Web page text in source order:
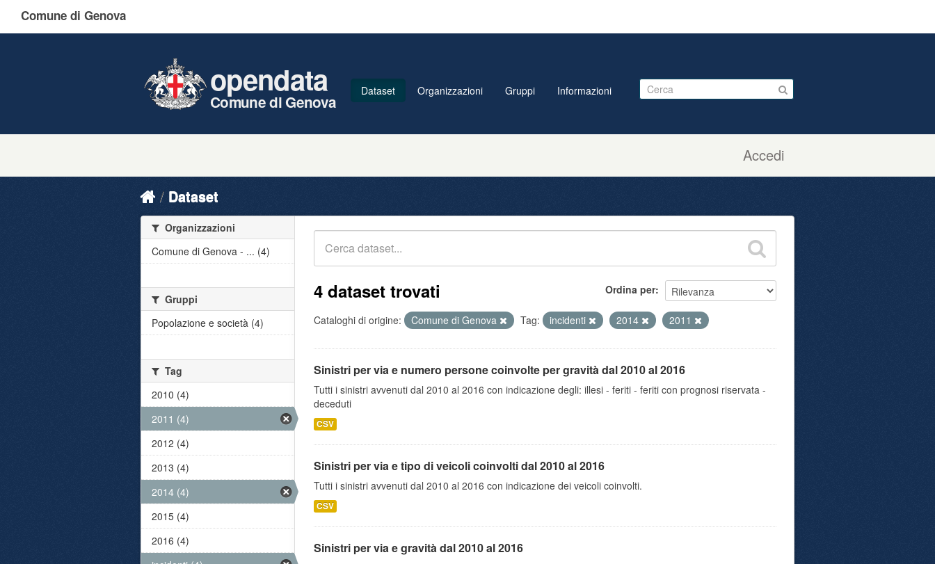
Comune di Genova
Accedi
opendata
Comune di Genova
Dataset Organizzazioni Gruppi Informazioni
Dataset
Ordina per
4 dataset trovati
Cataloghi di origine: Comune di Genova Tag: incidenti 2014 2011
Sinistri per via e numero persone coinvolte per gravità dal 2010 al 2016
Tutti i sinistri avvenuti dal 2010 al 2016 con indicazione degli: illesi - feriti - feriti con prognosi riservata -
deceduti
CSV
Sinistri per via e tipo di veicoli coinvolti dal 2010 al 2016
Tutti i sinistri avvenuti dal 2010 al 2016 con indicazione dei veicoli coinvolti.
CSV
Sinistri per via e gravità dal 2010 al 2016
Organizzazioni
Comune di Genova - ... (4)
Gruppi
Popolazione e società (4)
Tag
2010 (4)
2011 (4)
2012 (4)
2013 (4)
2014 (4)
2015 (4)
2016 (4)